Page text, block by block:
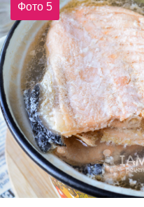
Фото 5